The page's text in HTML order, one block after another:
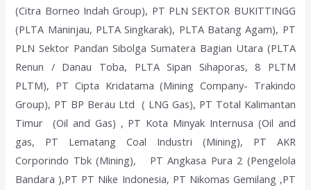
(Citra Borneo Indah Group), PT PLN SEKTOR BUKITTINGG
(PLTA Maninjau, PLTA Singkarak), PLTA Batang Agam), PT
PLN Sektor Pandan Sibolga Sumatera Bagian Utara (PLTA
Renun / Danau Toba, PLTA Sipan Sihaporas, 8 PLTM
PLTM), PT Cipta Kridatama (Mining Company- Trakindo
Group), PT BP Berau Ltd ( LNG Gas), PT Total Kalimantan
Timur (Oil and Gas) , PT Kota Minyak Internusa (Oil and
gas, PT Lematang Coal Industri (Mining), PT AKR
Corporindo Tbk (Mining), PT Angkasa Pura 2 (Pengelola
Bandara ),PT PT Nike Indonesia, PT Nikomas Gemilang ,PT